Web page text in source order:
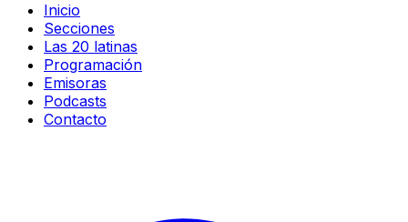
Inicio
Secciones
Las 20 latinas
Programación
Emisoras
Podcasts
Contacto